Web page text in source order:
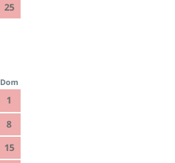
25
Dom
1
8
15